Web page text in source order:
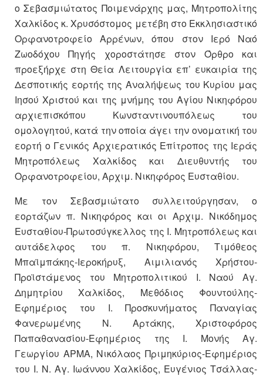
ο Σεβασμιώτατος Ποιμενάρχης μας, Μητροπολίτης
Χαλκίδος κ. Χρυσόστομος μετέβη στο Εκκλησιαστικό
Ορφανοτροφείο Αρρένων, όπου στον Ιερό Ναό
Ζωοδόχου Πηγής χοροστάτησε στον Όρθρο και
προεξήρχε στη Θεία Λειτουργία επ’ ευκαιρία της
Δεσποτικής εορτής της Αναλήψεως του Κυρίου μας
Ιησού Χριστού και της μνήμης του Αγίου Νικηφόρου
αρχιεπισκόπου Κωνσταντινουπόλεως του
ομολογητού, κατά την οποία άγει την ονοματική του
εορτή ο Γενικός Αρχιερατικός Επίτροπος της Ιεράς
Μητροπόλεως Χαλκίδος και Διευθυντής του
Ορφανοτροφείου, Αρχιμ. Νικηφόρος Ευσταθίου.
Με τον Σεβασμιώτατο συλλειτούργησαν, ο
εορτάζων π. Νικηφόρος και οι Αρχιμ. Νικόδημος
Ευσταθίου-Πρωτοσύγκελλος της Ι. Μητροπόλεως και
αυτάδελφος του π. Νικηφόρου, Τιμόθεος
Μπαϊμπάκης-Ιεροκήρυξ, Αιμιλιανός Χρήστου-
Προϊστάμενος του Μητροπολιτικού Ι. Ναού Αγ.
Δημητρίου Χαλκίδος, Μεθόδιος Φουντούλης-
Εφημέριος του Ι. Προσκυνήματος Παναγίας
Φανερωμένης Ν. Αρτάκης, Χριστοφόρος
Παπαθανασίου-Εφημέριος της Ι. Μονής Αγ.
Γεωργίου ΑΡΜΑ, Νικόλαος Πριμηκύριος-Εφημέριος
του Ι. Ν. Αγ. Ιωάννου Χαλκίδος, Ευγένιος Τσάλλας-